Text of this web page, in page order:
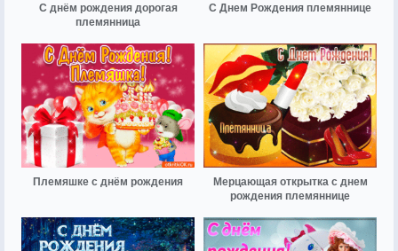
С днём рождения дорогая
племянница
С Днем Рождения племяннице
Племяшке с днём рождения
Мерцающая открытка с днем
рождения племяннице